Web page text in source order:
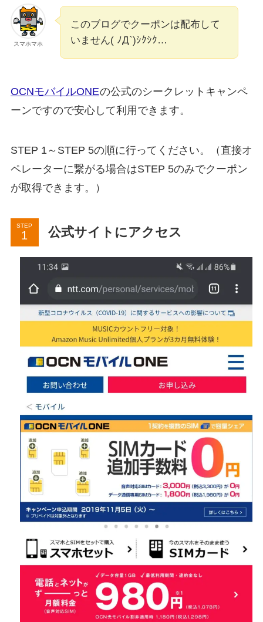
スマホマホ
このブログでクーポンは配布して
いません( ﾉД`)ｼｸｼｸ…
OCNモバイルONEの公式のシークレットキャンペ
ーンですので安心して利用できます。
STEP 1～STEP 5の順に行ってください。（直接オ
ペレーターに繋がる場合はSTEP 5のみでクーポン
が取得できます。）
STEP 公式サイトにアクセス